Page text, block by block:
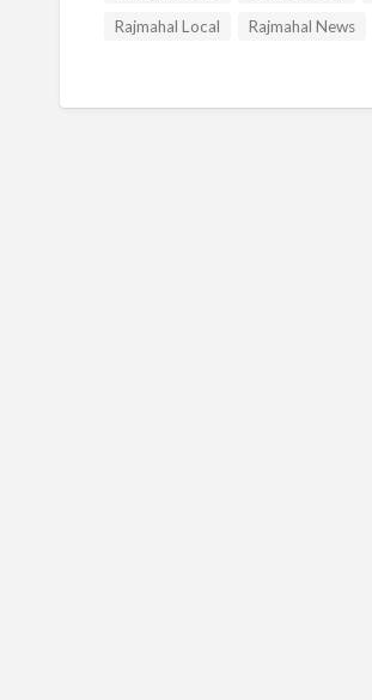
Rajmahal Local
Rajmahal News